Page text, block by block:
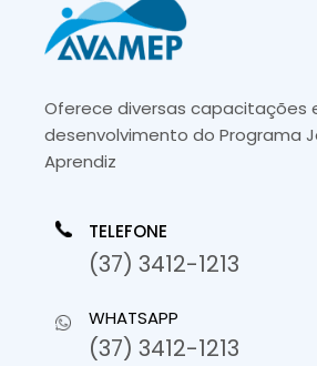
Oferece diversas capacitações
desenvolvimento do Programa
Aprendiz
TELEFONE
(37) 3412-1213
WHATSAPP
(37) 3412-1213